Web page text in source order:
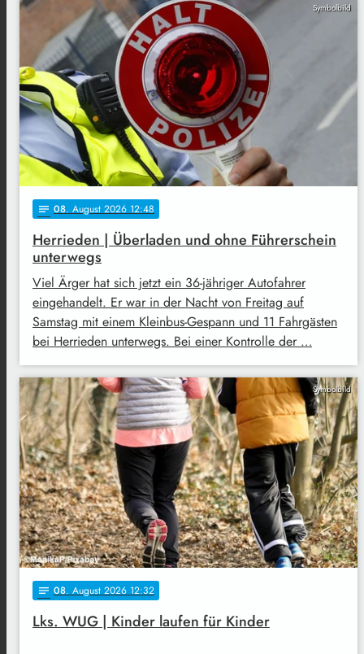
Symbolbild
notes 08. August 2026 12:48
Herrieden | Überladen und ohne Führerschein
unterwegs
Viel Ärger hat sich jetzt ein 36-jähriger Autofahrer
eingehandelt. Er war in der Nacht von Freitag auf
Samstag mit einem Kleinbus-Gespann und 11 Fahrgästen
bei Herrieden unterwegs. Bei einer Kontrolle der …
Symbolbild
notes 08. August 2026 12:32
Lks. WUG | Kinder laufen für Kinder